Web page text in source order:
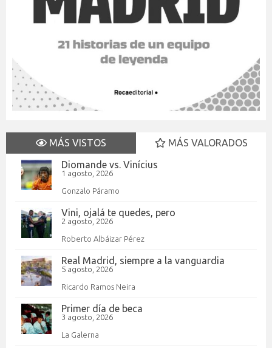
MÁS VISTOS
MÁS VALORADOS
Diomande vs. Vinícius
1 agosto, 2026
Gonzalo Páramo
Vini, ojalá te quedes, pero
2 agosto, 2026
Roberto Albáizar Pérez
Real Madrid, siempre a la vanguardia
5 agosto, 2026
Ricardo Ramos Neira
Primer día de beca
3 agosto, 2026
La Galerna